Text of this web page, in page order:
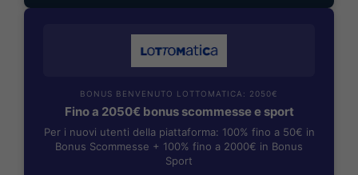
BONUS BENVENUTO LOTTOMATICA: 2050€
Fino a 2050€ bonus scommesse e sport
Per i nuovi utenti della piattaforma: 100% fino a 50€ in
Bonus Scommesse + 100% fino a 2000€ in Bonus
Sport